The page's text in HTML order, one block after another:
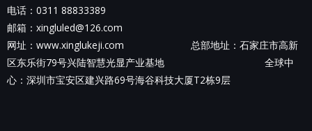
电话：0311 88833389
邮箱：xingluled@126.com
网址：www.xinglukeji.com 总部地址： 石家庄市高新
区东乐街79号兴陆智慧光显产业基地 全球中
心：深圳市宝安区建兴路69号海谷科技大厦T2栋9层